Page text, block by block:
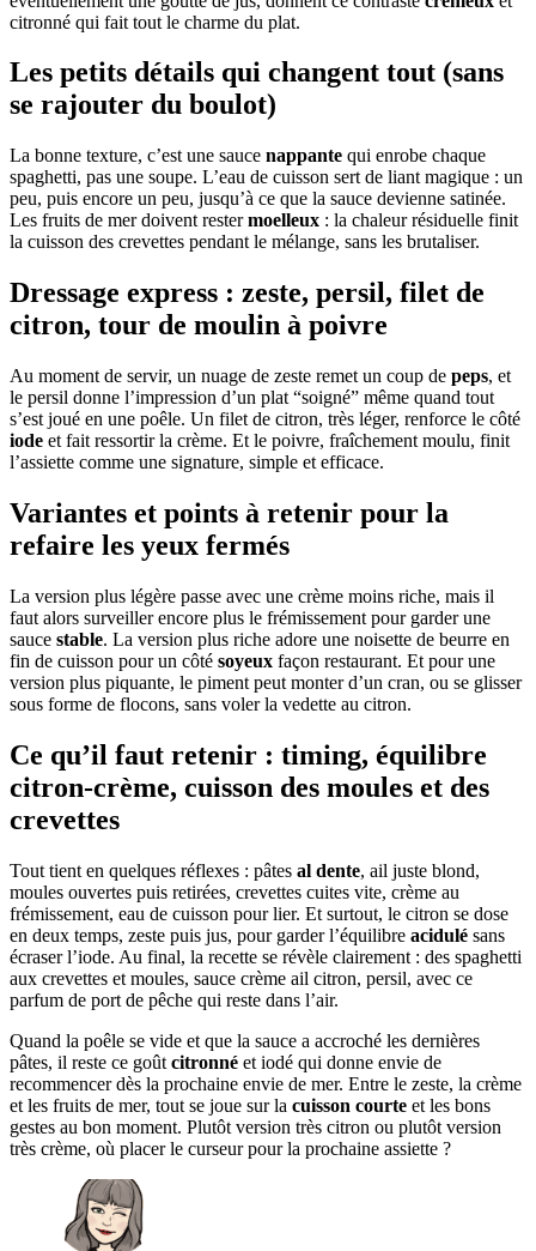
citronné qui fait tout le charme du plat.
Les petits détails qui changent tout (sans
se rajouter du boulot)
La bonne texture, c’est une sauce nappante qui enrobe chaque
spaghetti, pas une soupe. L’eau de cuisson sert de liant magique : un
peu, puis encore un peu, jusqu’à ce que la sauce devienne satinée.
Les fruits de mer doivent restermoelleux : la chaleur résiduelle finit
la cuisson des crevettes pendant le mélange, sans les brutaliser.
Dressage express : zeste, persil, filet de
citron, tour de moulin à poivre
Au moment de servir, un nuage de zeste remet un coup de peps, et
le persil donne l’impression d’un plat “soigné” même quand tout
s’est joué en une poêle. Un filet de citron, très léger, renforce le côté
iode et fait ressortir la crème. Et le poivre, fraîchement moulu, finit
l’assiette comme une signature, simple et efficace.
Variantes et points à retenir pour la
refaire les yeux fermés
La version plus légère passe avec une crème moins riche, mais il
faut alors surveiller encore plus le frémissement pour garder une
sauce stable. La version plus riche adore une noisette de beurre en
fin de cuisson pour un côté soyeux façon restaurant. Et pour une
version plus piquante, le piment peut monter d’un cran, ou se glisser
sous forme de flocons, sans voler la vedette au citron.
Ce qu’il faut retenir : timing, équilibre
citron-crème, cuisson des moules et des
crevettes
Tout tient en quelques réflexes : pâtes al dente, ail juste blond,
moules ouvertes puis retirées, crevettes cuites vite, crème au
frémissement, eau de cuisson pour lier. Et surtout, le citron se dose
en deux temps, zeste puis jus, pour garder l’équilibre acidulé sans
écraser l’iode. Au final, la recette se révèle clairement : des spaghetti
aux crevettes et moules, sauce crème ail citron, persil, avec ce
parfum de port de pêche qui reste dans l’air.
Quand la poêle se vide et que la sauce a accroché les dernières
pâtes, il reste ce goût citronné et iodé qui donne envie de
recommencer dès la prochaine envie de mer. Entre le zeste, la crème
et les fruits de mer, tout se joue sur la cuisson courte et les bons
gestes au bon moment. Plutôt version très citron ou plutôt version
très crème, où placer le curseur pour la prochaine assiette ?